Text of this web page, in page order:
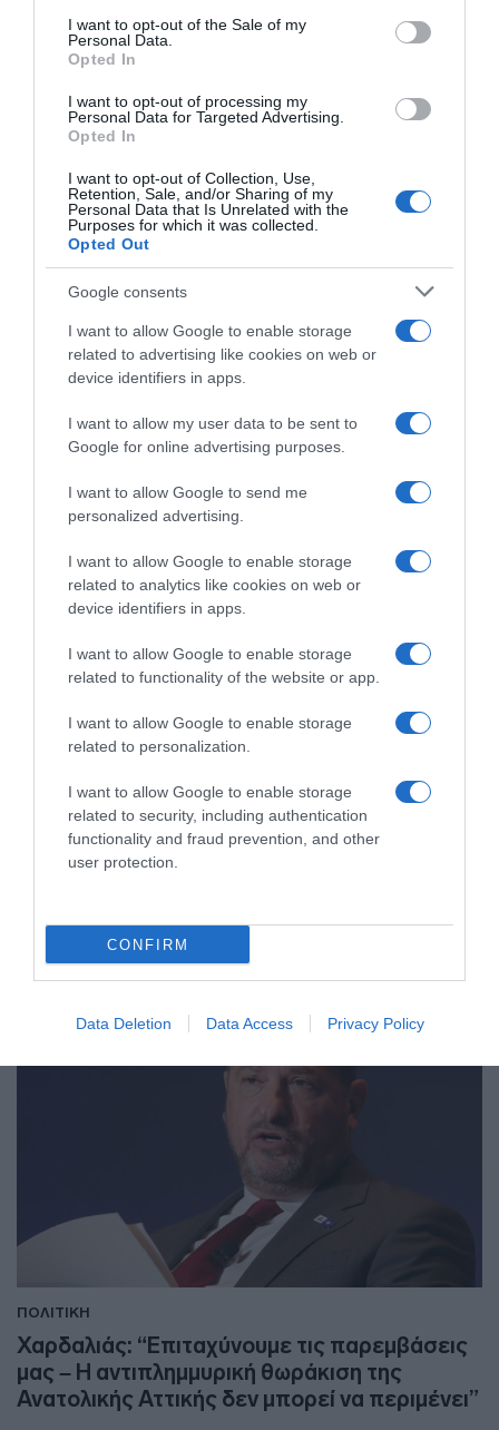
consent section.
I want to opt-out of the Sale of my
Personal Data.
Opted In
I want to opt-out of processing my
Personal Data for Targeted Advertising.
Opted In
I want to opt-out of Collection, Use,
Retention, Sale, and/or Sharing of my
Personal Data that Is Unrelated with the
Purposes for which it was collected.
Opted Out
Google consents
I want to allow Google to enable storage
related to advertising like cookies on web or
device identifiers in apps.
I want to allow my user data to be sent to
Google for online advertising purposes.
I want to allow Google to send me
personalized advertising.
I want to allow Google to enable storage
related to analytics like cookies on web or
device identifiers in apps.
I want to allow Google to enable storage
related to functionality of the website or app.
I want to allow Google to enable storage
related to personalization.
I want to allow Google to enable storage
related to security, including authentication
functionality and fraud prevention, and other
user protection.
CONFIRM
Data Deletion Data Access Privacy Policy
ΕΛΛΑΔΑ
Αχαρνές: Κατασχέθηκαν περισσότερες από
22.000 κροτίδες και 300 πυροτεχνήματα από
κατάστημα
Τι εντόπισαν οι Αρχές
09.04.2026 - 16:46
Τροχαίο δυστύχημα στις Αχαρνές: Νταλίκα
παρέσυρε και σκότωσε πεζή
Η γυναίκα προσπάθησε να διασχίσει κάθετα τον
08.04.2026 - 08:24
ΠΟΛΙΤΙΚΗ
Χαρδαλιάς: “Επιταχύνουμε τις παρεμβάσεις
μας – Η αντιπλημμυρική θωράκιση της
Ανατολικής Αττικής δεν μπορεί να περιμένει”